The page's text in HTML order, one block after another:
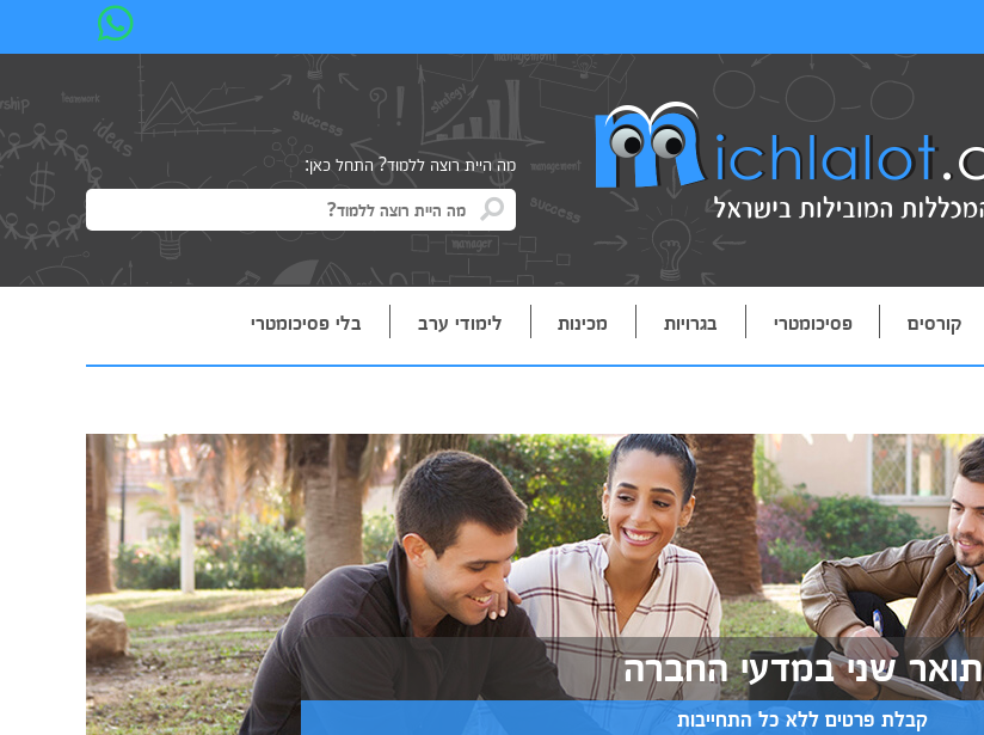
מה היית רוצה ללמוד? התחל כאן:
קורסים פסיכומטרי בגרויות מכינות לימודי ערב בלי פסיכומטרי
תואר שני במדעי החברה
קבלת פרטים ללא כל התחייבות